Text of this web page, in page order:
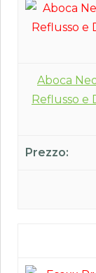
Aboca
Reflusso e